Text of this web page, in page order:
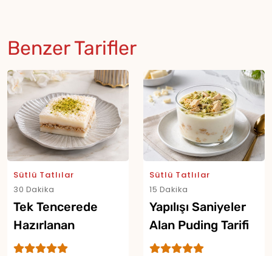
Benzer Tarifler
Sütlü Tatlılar
30 Dakika
Tek Tencerede
Hazırlanan
Muhallebili Tatlı
Sütlü Tatlılar
15 Dakika
Yapılışı Saniyeler
Alan Puding Tarifi